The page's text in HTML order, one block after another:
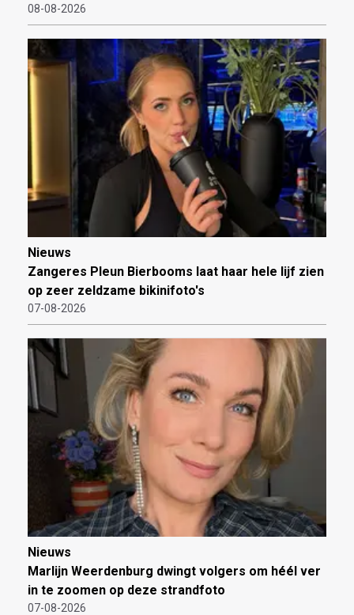
08-08-2026
Nieuws
Zangeres Pleun Bierbooms laat haar hele lijf zien
op zeer zeldzame bikinifoto's
07-08-2026
Nieuws
Marlijn Weerdenburg dwingt volgers om héél ver
in te zoomen op deze strandfoto
07-08-2026